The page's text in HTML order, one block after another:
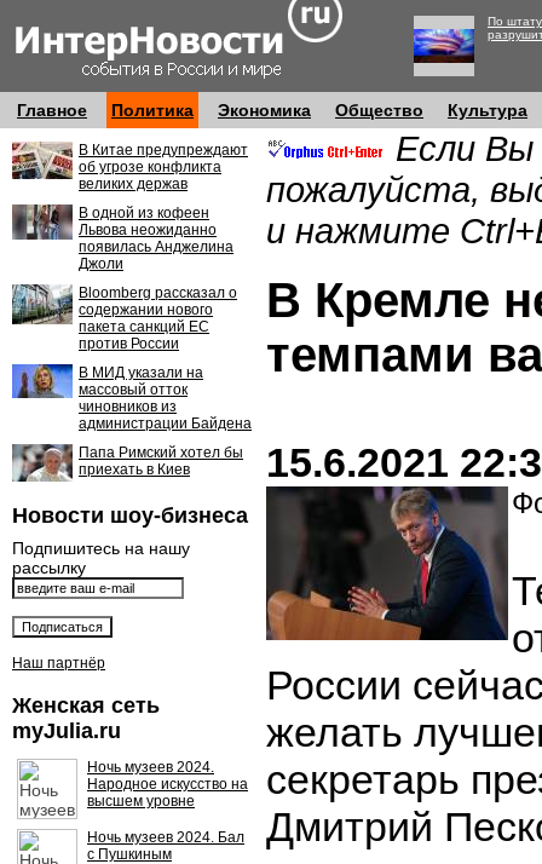
По
Главное Политика Экономика Общество Культура
В Китае предупреждают
об угрозе конфликта
великих держав
В одной из кофеен
Львова неожиданно
появилась Анджелина
Джоли
Bloomberg рассказал о
содержании нового
пакета санкций ЕС
против России
В МИД указали на
массовый отток
чиновников из
администрации Байдена
Папа Римский хотел бы
приехать в Киев
Новости шоу-бизнеса
Подпишитесь на нашу
рассылку
Наш партнёр
Женская сеть
myJulia.ru
Ночь музеев 2024.
Народное искусство на
высшем уровне
Ночь музеев 2024. Бал
с Пушкиным
Если Вы
пожалуйста,
и нажмите
В Кремле
темпами
15.6.2021
России
желать
секретарь
Дмитрий